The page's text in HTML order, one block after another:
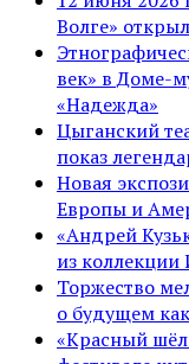
Волге»
век» в Доме-
«Надежда»
Цыганский
показ
Новая
Европы и
«Андрей
из коллекции
Торжество
о будущем
«Красный